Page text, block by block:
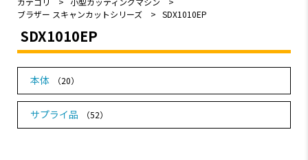
ブラザー スキャンカットシリーズ
> SDX1010EP
SDX1010EP
本体 （20）
サプライ品 （52）